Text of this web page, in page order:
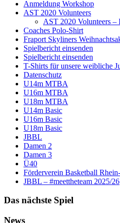
Anmeldung Workshop
AST 2020 Volunteers
AST 2020 Volunteers –
Coaches Polo-Shirt
Fraport Skyliners
Spielbericht einsenden
Spielbericht einsenden
T-Shirts für unsere weibliche
Datenschutz
U14m MTBA
U16m MTBA
U18m MTBA
U14m Basic
U16m Basic
U18m Basic
JBBL
Damen 2
Damen 3
Ü40
Förderverein Basketball
JBBL – #meettheteam 2025/26
Das nächste Spiel
News